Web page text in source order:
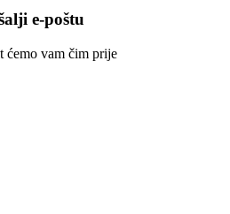
e-poštu
ćemo vam čim prije